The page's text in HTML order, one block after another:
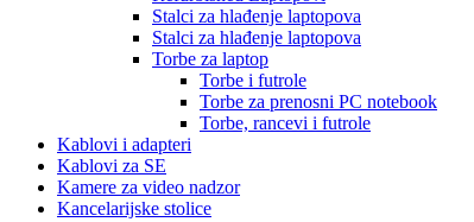
Stalci za hlađenje laptopova
Stalci za hlađenje laptopova
Torbe za laptop
Torbe i futrole
Torbe za prenosni PC notebook
Torbe, rancevi i futrole
Kablovi i adapteri
Kablovi za SE
Kamere za video nadzor
Kancelarijske stolice